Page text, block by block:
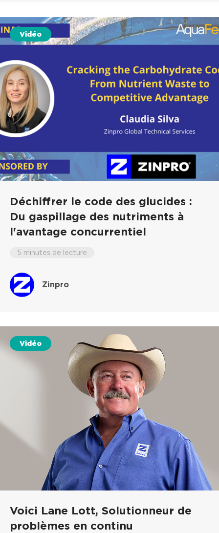
Vidéo
Déchiffrer le code des glucides :
Du gaspillage des nutriments à
l'avantage concurrentiel
5 minutes de lecture
Zinpro
Vidéo
Voici Lane Lott, Solutionneur de
problèmes en continu